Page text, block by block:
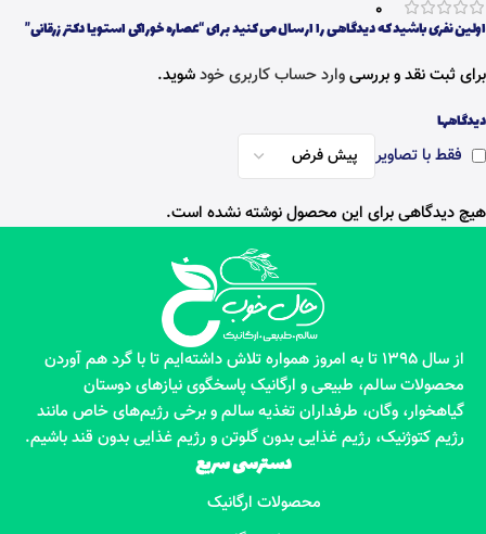
0
دیدگاهها
فقط با تصاویر
هیچ دیدگاهی برای این محصول نوشته نشده است.
اولین نفری باشید که دیدگاهی را ارسال می کنید برای “عصاره خوراکی استویا دکتر زرقانی”
برای ثبت نقد و بررسیوارد حساب کاربری خودشوید.
از سال 1395 تا به امروز همواره تلاش داشته‌ایم تا با گرد هم آوردن
محصولات سالم، طبیعی و ارگانیک پاسخگوی نیازهای دوستان
گیاهخوار، وگان، طرفداران تغذیه سالم و برخی رژیم‌های خاص مانند
رژیم کتوژنیک، رژیم غذایی بدون گلوتن و رژیم غذایی بدون قند باشیم.
دسترسی سریع
محصولات ارگانیک